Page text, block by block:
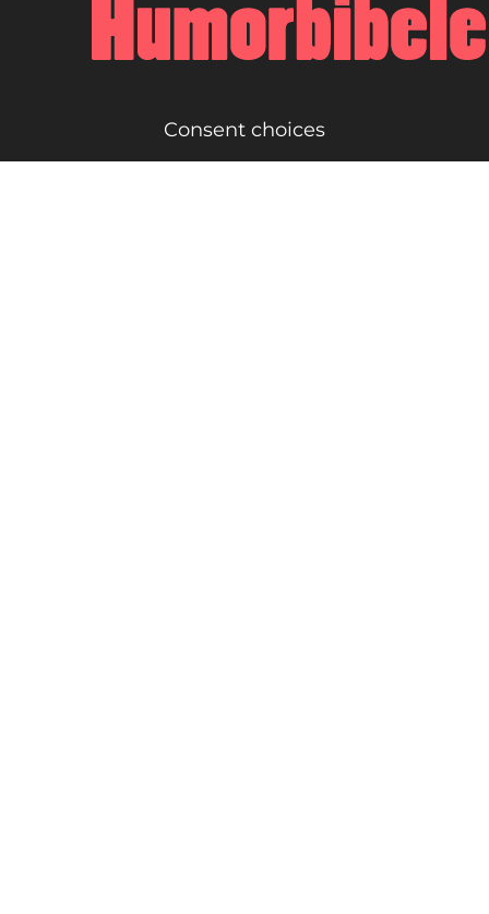
Consent choices